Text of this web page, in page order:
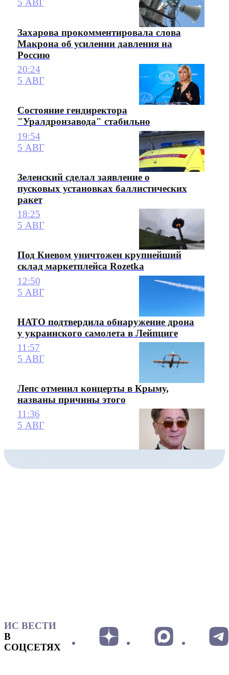
5 АВГ
Захарова прокомментировала слова
Макрона об усилении давления на
Россию
20:24
5 АВГ
Состояние гендиректора
"Уралдронзавода" стабильно
19:54
5 АВГ
Зеленский сделал заявление о
пусковых установках баллистических
ракет
18:25
5 АВГ
Под Киевом уничтожен крупнейший
склад маркетплейса Rozetka
12:50
5 АВГ
НАТО подтвердила обнаружение дрона
у украинского самолета в Лейпциге
11:57
5 АВГ
Лепс отменил концерты в Крыму,
названы причины этого
11:36
5 АВГ
ИС ВЕСТИ
В
СОЦСЕТЯХ